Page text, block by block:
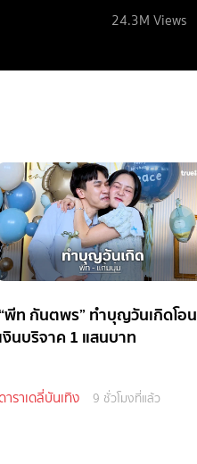
24.3M Views
“พีท กันตพร” ทำบุญวันเกิดโอน
เงินบริจาค 1 แสนบาท
าราเดลี่บันเทิง 9 ชั่วโมงที่แล้ว